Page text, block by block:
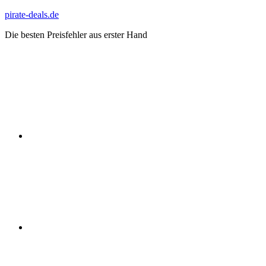
Zum
springen
pirate-deals.de
Die besten Preisfehler aus erster Hand